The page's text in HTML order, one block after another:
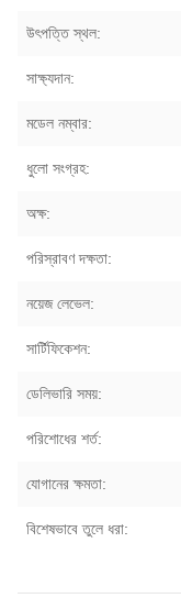
উৎপত্তি স্থল:
সাক্ষ্যদান:
মডেল নম্বার:
ধুলো সংগ্রহ:
অক্ষ:
পরিস্রাবণ দক্ষতা:
নয়েজ লেভেল:
সার্টিফিকেশন:
ডেলিভারি সময়:
পরিশোধের শর্ত:
যোগানের ক্ষমতা:
বিশেষভাবে তুলে ধরা: